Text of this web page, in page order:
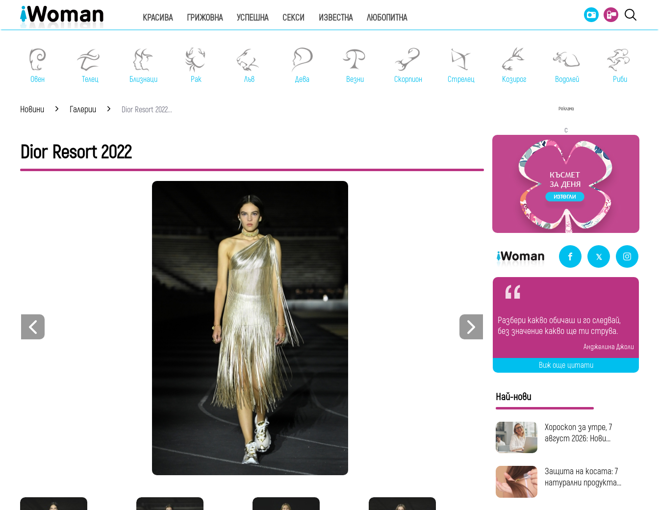
КРАСИВА ГРИЖОВНА УСПЕШНА СЕКСИ ИЗВЕСТНА ЛЮБОПИТНА
Овен Телец Близнаци Рак Лъв Дева Везни Скорпион Стрелец Козирог Водолей Риби
Новини Галерии Dior Resort 2022...
Dior Resort 2022
Реклама
с
Разбери какво обичаш и го следвай,
без значение какво ще ти струва.
Анджелина Джоли
Виж още цитати
Най-нови
Хороскоп за утре, 7
август 2026: Нови...
Защита на косата: 7
натурални продукта...